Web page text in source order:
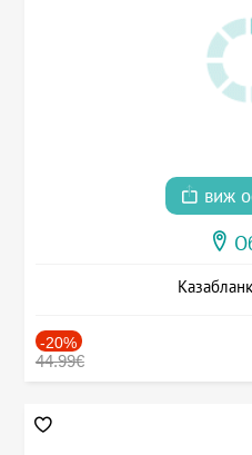
виж
-20%
44.99€